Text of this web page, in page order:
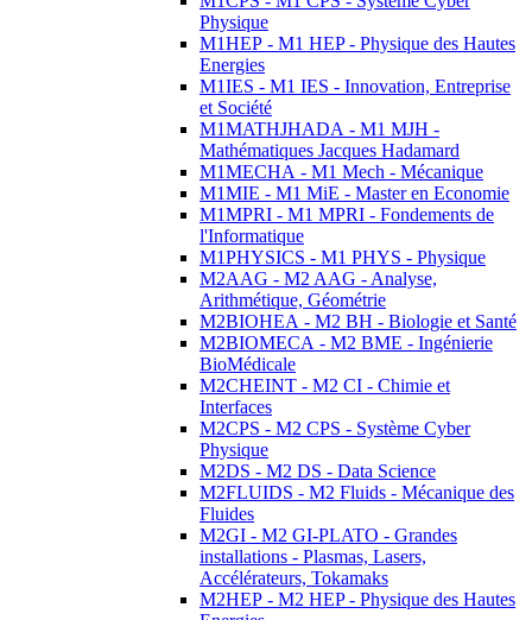
Physique
M1HEP - M1 HEP - Physique des Hautes
Energies
M1IES - M1 IES - Innovation, Entreprise
et Société
M1MATHJHADA - M1 MJH -
Mathématiques Jacques Hadamard
M1MECHA - M1 Mech - Mécanique
M1MIE - M1 MiE - Master en Economie
M1MPRI - M1 MPRI - Fondements de
l'Informatique
M1PHYSICS - M1 PHYS - Physique
M2AAG - M2 AAG - Analyse,
Arithmétique, Géométrie
M2BIOHEA - M2 BH - Biologie et Santé
M2BIOMECA - M2 BME - Ingénierie
BioMédicale
M2CHEINT - M2 CI - Chimie et
Interfaces
M2CPS - M2 CPS - Système Cyber
Physique
M2DS - M2 DS - Data Science
M2FLUIDS - M2 Fluids - Mécanique des
Fluides
M2GI - M2 GI-PLATO - Grandes
installations - Plasmas, Lasers,
Accélérateurs, Tokamaks
M2HEP - M2 HEP - Physique des Hautes